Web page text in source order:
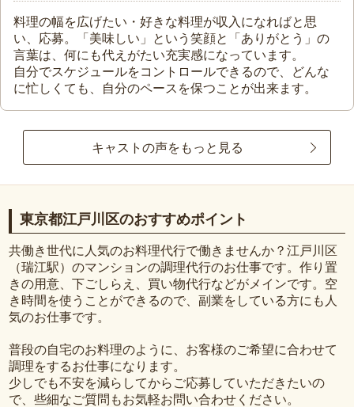
料理の幅を広げたい・好きな料理が収入になればと思
い、応募。「美味しい」という笑顔と「ありがとう」の
言葉は、何にも代えがたい充実感になっています。
自分でスケジュールをコントロールできるので、どんな
に忙しくても、自分のペースを保つことが出来ます。
キャストの声をもっと見る
東京都江戸川区のおすすめポイント
共働き世代に人気のお料理代行で働きませんか？江戸川区
（瑞江駅）のマンションの調理代行のお仕事です。作り置
きの用意、下ごしらえ、買い物代行などがメインです。空
き時間を使うことができるので、副業をしている方にも人
気のお仕事です。
普段の自宅のお料理のように、お客様のご希望に合わせて
調理をするお仕事になります。
少しでも不安を減らしてからご応募していただきたいの
で、些細なご質問もお気軽お問い合わせください。